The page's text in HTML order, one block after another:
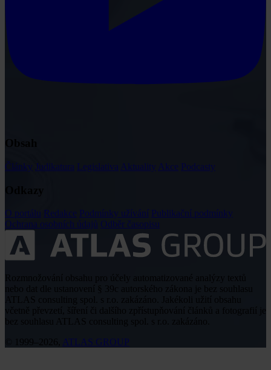
Články Judikatura Legislativa Aktuality Akce Podcasty
O portálu Redakce Podmínky užívání Publikační podmínky
Ochrana osobních údajů Odběr časopisu
včetně převzetí, šíření či dalšího zpřístupňování článků a fotografií je
ATLAS GROUP